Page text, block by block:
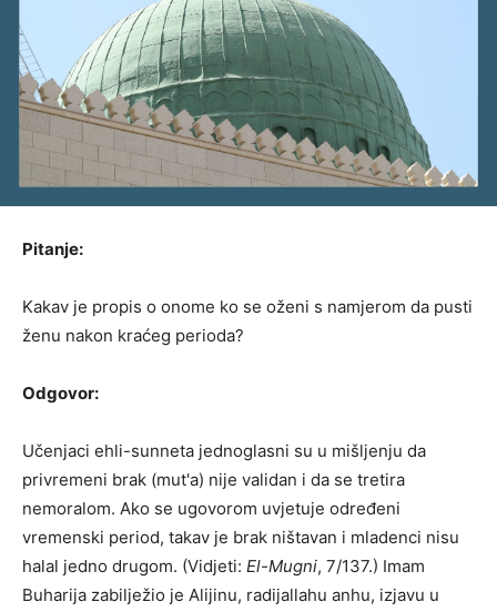
Pitanje:
Kakav je propis o onome ko se oženi s namjerom da pusti
ženu nakon kraćeg perioda?
Odgovor:
Učenjaci ehli-sunneta jednoglasni su u mišljenju da
privremeni brak (mut'a) nije validan i da se tretira
nemoralom. Ako se ugovorom uvjetuje određeni
vremenski period, takav je brak ništavan i mladenci nisu
halal jedno drugom. (Vidjeti: El-Mugni, 7/137.) Imam
Buharija zabilježio je Alijinu, radijallahu anhu, izjavu u